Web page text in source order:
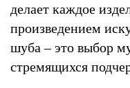
делает каждое
произведением
шуба – это выбор
стремящихся